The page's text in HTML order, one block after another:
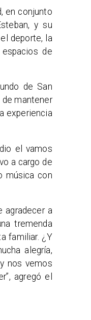
en conjunto
y su
deporte, la
de
de San
de mantener
experiencia
el vamos
a cargo de
música con
agradecer a
tremenda
familiar. ¿Y
alegría,
nos vemos
agregó el